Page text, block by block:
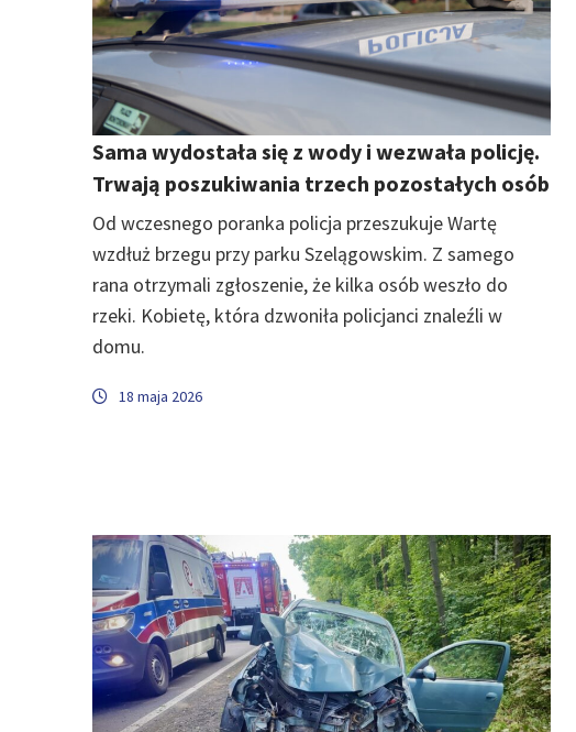
Sama wydostała się z wody i wezwała policję.
Trwają poszukiwania trzech pozostałych osób
Od wczesnego poranka policja przeszukuje Wartę
wzdłuż brzegu przy parku Szelągowskim. Z samego
rana otrzymali zgłoszenie, że kilka osób weszło do
rzeki. Kobietę, która dzwoniła policjanci znaleźli w
domu.
18 maja 2026